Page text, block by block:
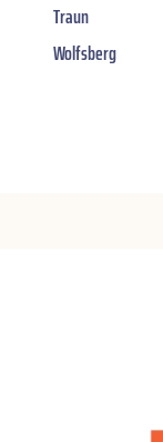
Traun
Wolfsberg